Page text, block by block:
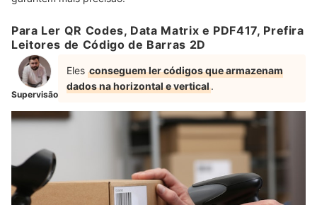
Para Ler QR Codes, Data Matrix e PDF417, Prefira
Leitores de Código de Barras 2D
Supervisão
Eles conseguem ler códigos que armazenam
dados na horizontal e vertical.